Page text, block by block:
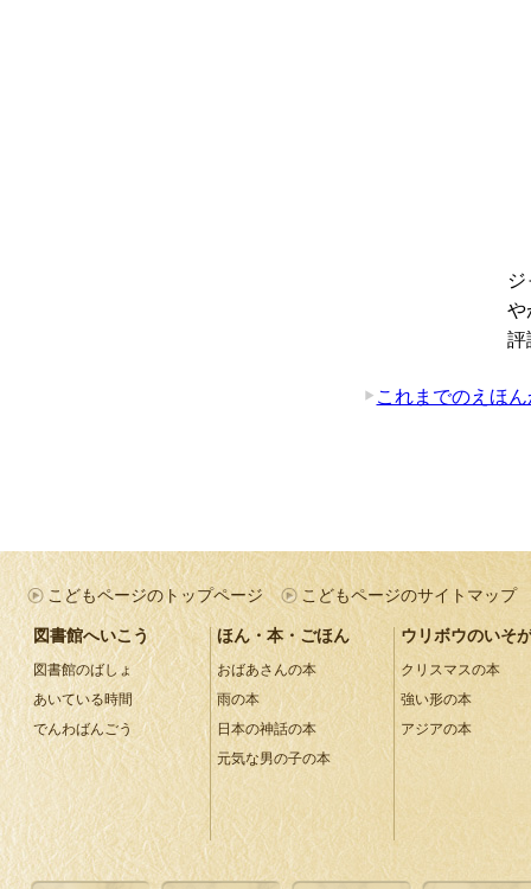
や
評
これまでのえほ
こどもページのトップページ こどもページのサイトマップ
図書館へいこう
図書館のばしょ
あいている時間
でんわばんごう
ほん・本・ごほん
おばあさんの本
雨の本
日本の神話の本
元気な男の子の本
ウリボウのいそ
クリスマスの本
強い形の本
アジアの本